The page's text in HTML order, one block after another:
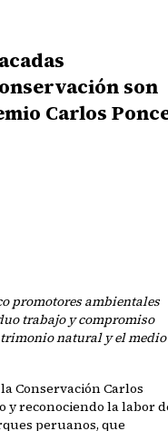
son
Carlos
promotores ambientales
trabajo y compromiso
natural y el medio
Conservación Carlos
y reconociendo la labor
peruanos, que